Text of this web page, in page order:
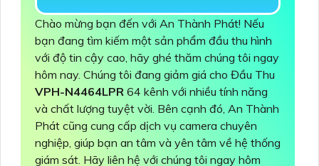
Chào mừng bạn đến với An Thành Phát! Nếu
bạn đang tìm kiếm một sản phẩm đầu thu hình
với độ tin cậy cao, hãy ghé thăm chúng tôi ngay
hôm nay. Chúng tôi đang giảm giá cho Đầu Thu
VPH-N4464LPR 64 kênh với nhiều tính năng
và chất lượng tuyệt vời. Bên cạnh đó, An Thành
Phát cũng cung cấp dịch vụ camera chuyên
nghiệp, giúp bạn an tâm và yên tâm về hệ thống
giám sát. Hãy liên hệ với chúng tôi ngay hôm